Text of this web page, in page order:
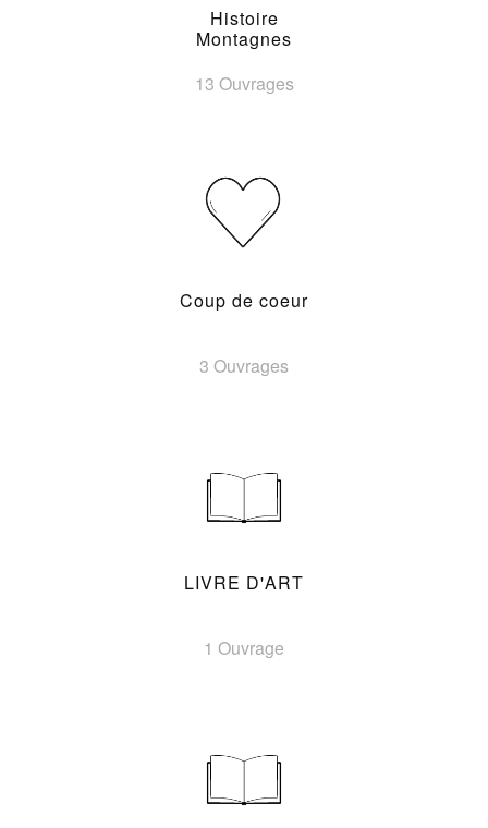
Histoire
Montagnes
13 Ouvrages
Coup de coeur
3 Ouvrages
LIVRE D'ART
1 Ouvrage